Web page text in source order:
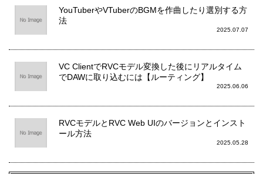
YouTuberやVTuberのBGMを作曲したり選別する方
法
2025.07.07
VC ClientでRVCモデル変換した後にリアルタイム
でDAWに取り込むには【ルーティング】
2025.06.06
RVCモデルとRVC Web UIのバージョンとインスト
ール方法
2025.05.28